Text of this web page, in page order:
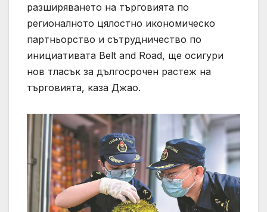
разширяването на търговията по
регионалното цялостно икономическо
партньорство и сътрудничество по
инициативата Belt and Road, ще осигури
нов тласък за дългосрочен растеж на
търговията, каза Джао.